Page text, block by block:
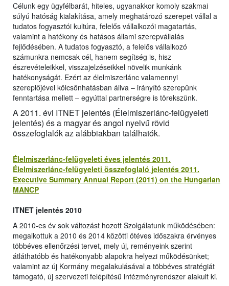
Célunk egy ügyfélbarát, hiteles, ugyanakkor komoly szakmai
súlyú hatóság kialakítása, amely meghatározó szerepet vállal a
tudatos fogyasztói kultúra, felelős vállalkozói magatartás,
valamint a hatékony és hatásos állami szerepvállalás
fejlődésében. A tudatos fogyasztó, a felelős vállalkozó
számunkra nemcsak cél, hanem segítség is, hisz
észrevételeikkel, visszajelzéseikkel növelik munkánk
hatékonyságát. Ezért az élelmiszerlánc valamennyi
szereplőjével kölcsönhatásban állva – irányító szerepünk
fenntartása mellett – egyúttal partnerségre is törekszünk.
A 2011. évi ITNET jelentés (Élelmiszerlánc-felügyeleti
jelentés) és a magyar és angol nyelvű rövid
összefoglalók az alábbiakban találhatók.
Élelmiszerlánc-felügyeleti éves jelentés 2011.
Élelmiszerlánc-felügyeleti összefoglaló jelentés 2011.
Executive Summary Annual Report (2011) on the Hungarian
MANCP
ITNET jelentés 2010
A 2010-es év sok változást hozott Szolgálatunk működésében:
megalkottuk a 2010 és 2014 közötti ötéves időszakra érvényes
többéves ellenőrzési tervet, mely új, reményeink szerint
átláthatóbb és hatékonyabb alapokra helyezi működésünket;
valamint az új Kormány megalakulásával a többéves stratégiát
támogató, új szervezeti felépítésű intézményrendszer alakult ki.